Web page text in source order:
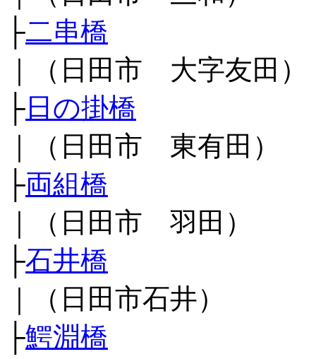
├二串橋
｜（日田市 大字友田）
├ 日の掛橋
｜（日田市 東有田）
├両組橋
｜（日田市 羽田）
├石井橋
｜（日田市石井）
├鰐淵橋